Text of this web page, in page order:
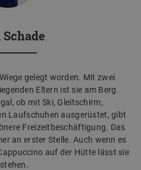
gelegt worden. Mit zwei
Eltern ist sie am Berg
ob mit Ski, Gleitschirm,
Laufschuhen ausgerüstet, gibt
Freizeitbeschäftigung. Das
an erster Stelle. Auch wenn es
auf der Hütte lässt sie